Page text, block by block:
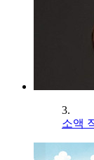
3.
소액